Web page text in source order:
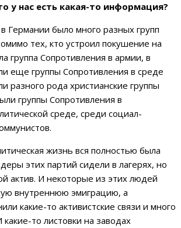
у нас есть какая-то информация?
Германии было много разных групп
тех, кто устроил покушение на
группа Сопротивления в армии, в
еще группы Сопротивления в среде
разного рода христианские группы
группы Сопротивления в
среде, среди социал-
жизнь вся полностью была
этих партий сидели в лагерях, но
актив. И некоторые из этих людей
внутреннюю эмиграцию, а
какие-то активистские связи и много
то листовки на заводах